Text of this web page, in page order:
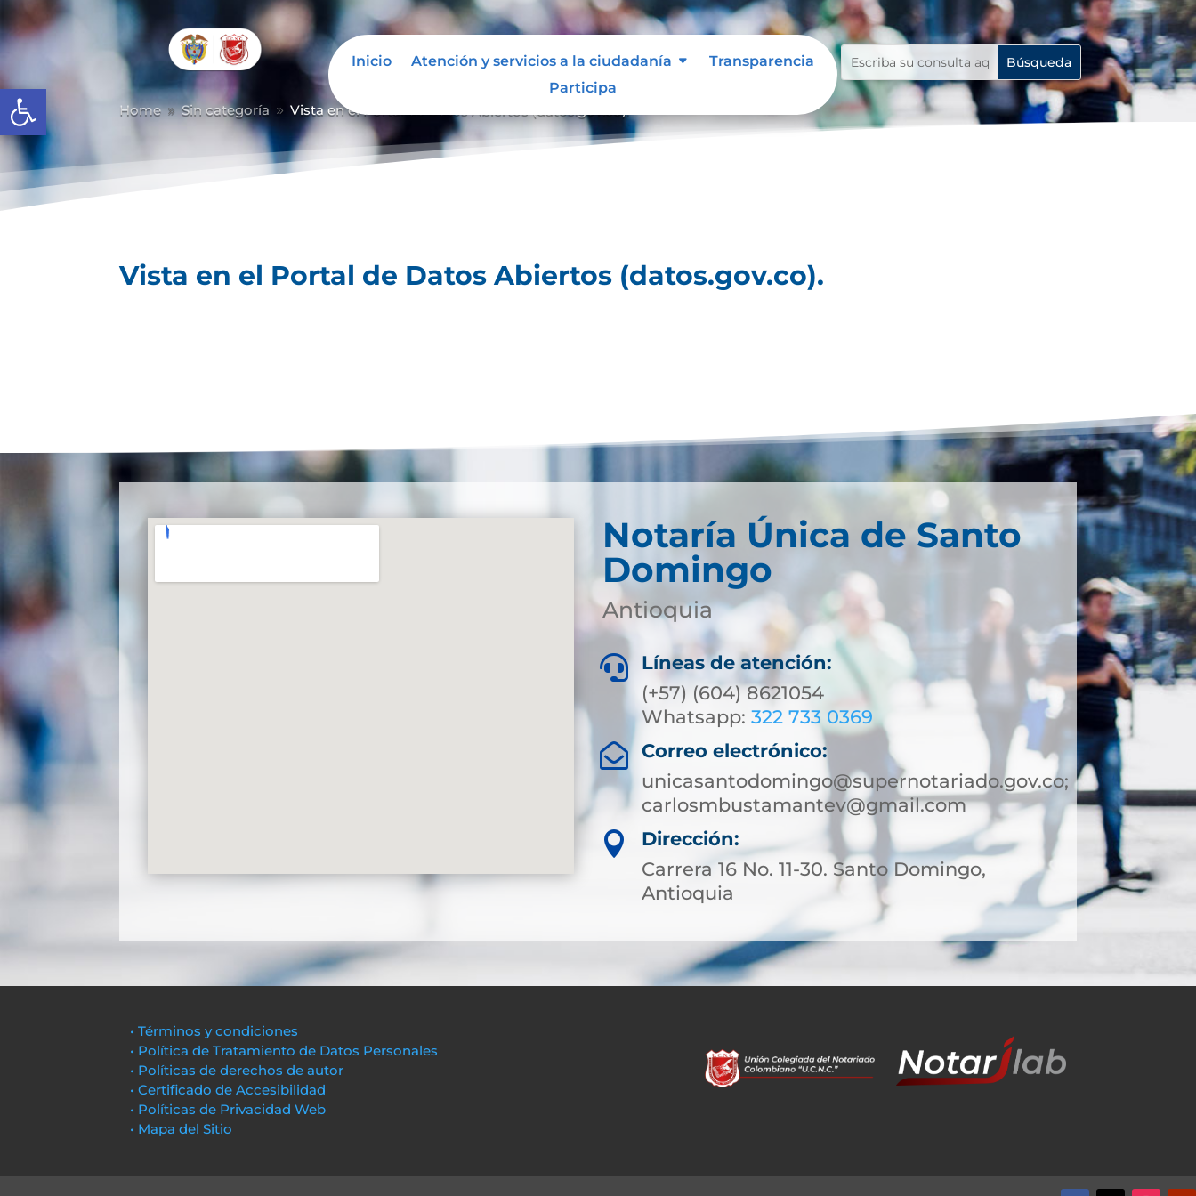
Abrir barra de herramientas
Inicio Atención y servicios a la ciudadanía
Transparencia
Participa
Home 9 Sin categoría 9 Vista en el Portal de Datos Abiertos (datos.gov.co).
Vista en el Portal de Datos Abiertos (datos.gov.co).
Notaría Única de Santo
Domingo
Antioquia

Líneas de atención:
(+57) (604) 8621054
Whatsapp:322 733 0369

Correo electrónico:
unicasantodomingo@supernotariado.gov.co;
carlosmbustamantev@gmail.com

Dirección:
Carrera 16 No. 11-30. Santo Domingo,
Antioquia
• Términos y condiciones
• Política de Tratamiento de Datos Personales
• Políticas de derechos de autor
• Certificado de Accesibilidad
• Políticas de Privacidad Web
• Mapa del Sitio